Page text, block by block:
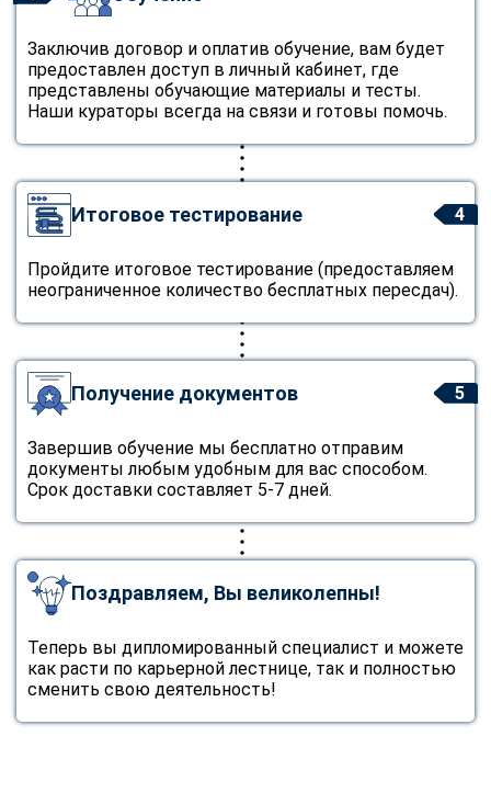
Заключив договор и оплатив обучение, вам будет
предоставлен доступ в личный кабинет, где
представлены обучающие материалы и тесты.
Наши кураторы всегда на связи и готовы помочь.
4
Итоговое тестирование
Пройдите итоговое тестирование (предоставляем
неограниченное количество бесплатных пересдач).
5
Получение документов
Завершив обучение мы бесплатно отправим
документы любым удобным для вас способом.
Срок доставки составляет 5-7 дней.
Поздравляем, Вы великолепны!
Теперь вы дипломированный специалист и можете
как расти по карьерной лестнице, так и полностью
сменить свою деятельность!